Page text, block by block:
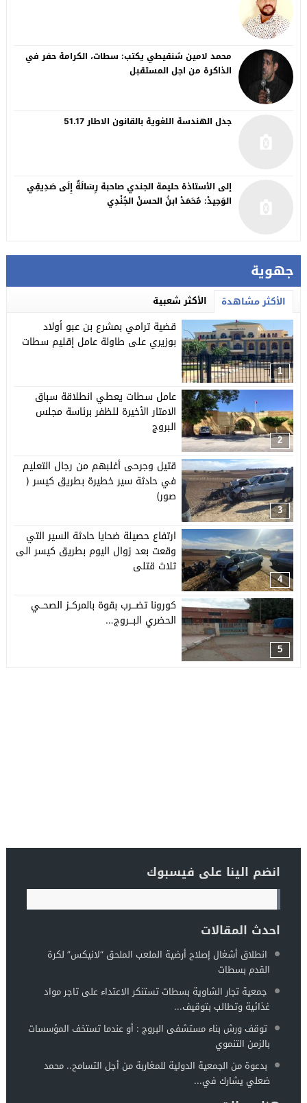
جهوية
الأكثر مشاهدة الأكثر شعبية
1
قضية ترامي بمشرع بن عبو أولاد
بوزيري على طاولة عامل إقليم سطات
2
عامل سطات يعطي انطلاقة سباق
الامتار الأخيرة للظفر برئاسة مجلس
البروج
3
قتيل وجرحى أغلبهم من رجال التعليم
في حادثة سير خطيرة بطريق كيسر (
صور)
4
ارتفاع حصيلة ضحايا حادثة السير التي
وقعت بعد زوال اليوم بطريق كيسر الى
ثلاث قتلى
5
كورونا تضـــرب بقوة بالمركــز الصحــي
الحضري البـــروج…
محمد لامين شنقيطي يكتب: سطات، الكرامة حفر في
الذاكرة من اجل المستقبل
جدل الهندسة اللغوية بالقانون الاطار 51.17
إلى الأستاذة حليمة الجندي صاحبة رِسَالَةٌ إِلَى صَدِيقِي
الوَحِيدْ: مُحَمَدْ ابنُ الحسنْ الجُنْدِي
انضم الينا على فيسبوك
احدث المقالات
انطلاق أشغال إصلاح أرضية الملعب الملحق “لانيكس” لكرة
القدم بسطات
جمعية تجار الشاوية بسطات تستنكر الاعتداء على تاجر مواد
غذائية وتطالب بتوقيف...
توقف ورش بناء مستشفى البروج : أو عندما تستخف المؤسسات
بالزمن التنموي
بدعوة من الجمعية الدولية للمغاربة من أجل التسامح.. محمد
ضعلي يشارك في...